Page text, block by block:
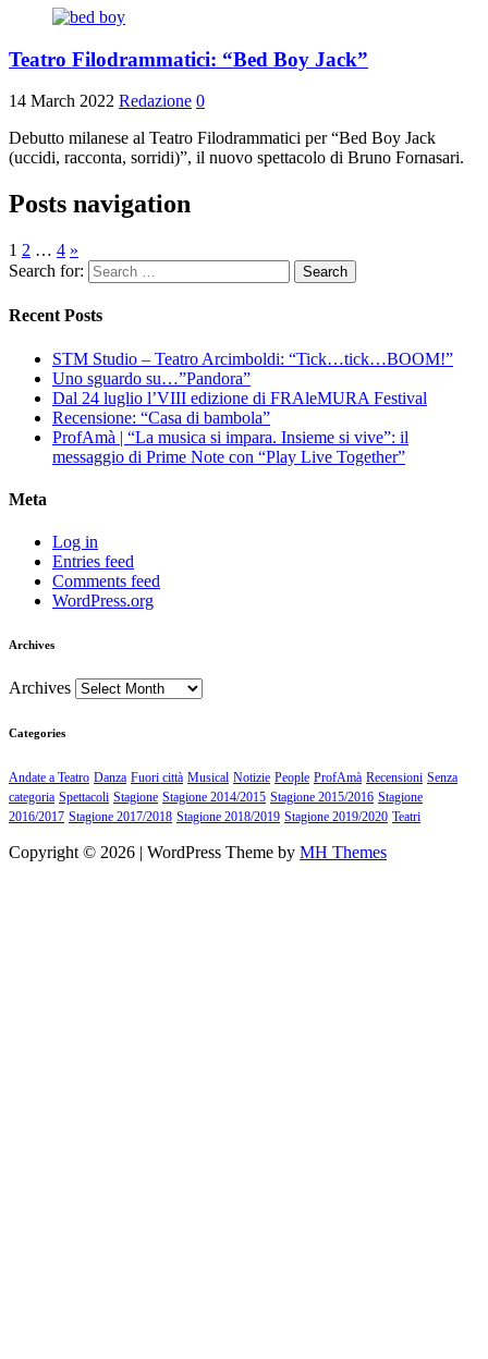
Teatro Filodrammatici: “Bed Boy Jack”
14 March 2022 Redazione 0
Debutto milanese al Teatro Filodrammatici per “Bed Boy Jack
(uccidi, racconta, sorridi)”, il nuovo spettacolo di Bruno Fornasari.
Posts navigation
1 2 … 4 »
Search for:
Recent Posts
STM Studio – Teatro Arcimboldi: “Tick…tick…BOOM!”
Uno sguardo su…”Pandora”
Dal 24 luglio l’VIII edizione di FRAleMURA Festival
Recensione: “Casa di bambola”
ProfAmà | “La musica si impara. Insieme si vive”: il
messaggio di Prime Note con “Play Live Together”
Meta
Log in
Entries feed
Comments feed
WordPress.org
Archives
Archives
Categories
Andate a Teatro Danza Fuori città Musical Notizie People ProfAmà Recensioni Senza
categoria Spettacoli Stagione Stagione 2014/2015 Stagione 2015/2016 Stagione
2016/2017 Stagione 2017/2018 Stagione 2018/2019 Stagione 2019/2020 Teatri
Copyright © 2026 | WordPress Theme by MH Themes